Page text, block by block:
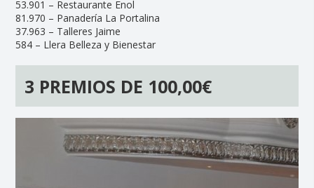
53.901 – Restaurante Enol
81.970 – Panadería La Portalina
37.963 – Talleres Jaime
584 – Llera Belleza y Bienestar
3 PREMIOS DE 100,00